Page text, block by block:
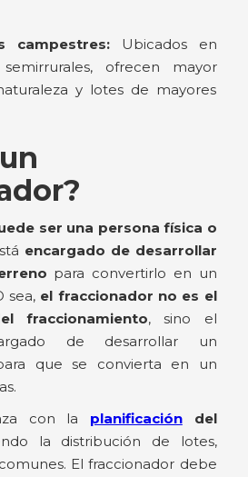
campestres:Ubicados en
ofrecen mayor
y lotes de mayores
ser una persona física o
encargado de desarrollar
para convertirlo en un
sea, el fraccionador no es el
fraccionamiento, sino el
de desarrollar un
que se convierta en un
con la planificacióndel
la distribución de lotes,
El fraccionador debe